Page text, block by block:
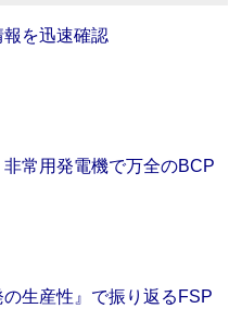
報を迅速確認
常用発電機で万全のBCP
生産性』で振り返るFSP